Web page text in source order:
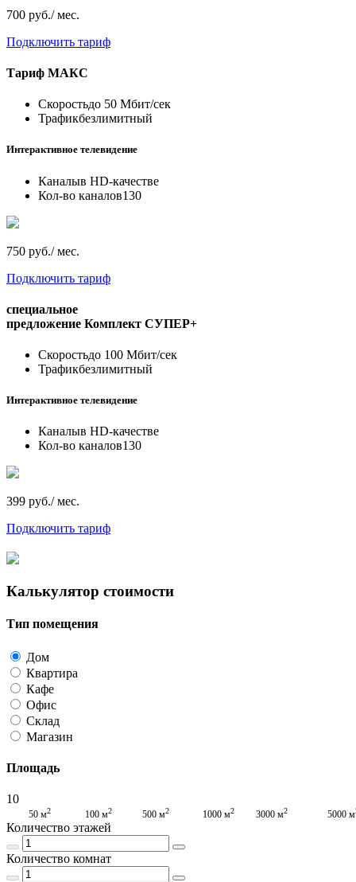
700 руб./ мес.
Подключить тариф
Тариф МАКС
Скоростьдо 50 Мбит/сек
Трафикбезлимитный
Интерактивное телевидение
Каналыв HD-качестве
Кол-во каналов130
750 руб./ мес.
Подключить тариф
специальное
предложение Комплект СУПЕР+
Скоростьдо 100 Мбит/сек
Трафикбезлимитный
Интерактивное телевидение
Каналыв HD-качестве
Кол-во каналов130
399 руб./ мес.
Подключить тариф
Калькулятор стоимости
Тип помещения
Дом
Квартира
Кафе
Офис
Склад
Магазин
Площадь
10
50 м2 100 м2 500 м2 1000 м2 3000 м2 5000 м
Количество этажей
Количество комнат